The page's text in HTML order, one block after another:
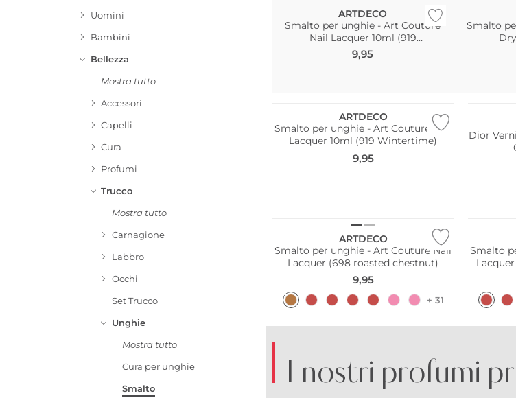
Uomini
Bambini
Bellezza
Mostra tutto
Accessori
Capelli
Cura
Profumi
Trucco
Mostra tutto
Carnagione
Labbro
Occhi
Set Trucco
Unghie
Mostra tutto
Cura per unghie
Smalto
ARTDECO
Smalto per unghie - Art Couture
Nail Lacquer 10ml (919
Wintertime)
9,95
Smalto
ARTDECO
Smalto per unghie - Art Couture Nail
Lacquer 10ml (919 Wintertime)
9,95
Dior
ARTDECO
Smalto per unghie - Art Couture Nail
Lacquer (698 roasted chestnut)
9,95
+ 31
Smalto
I nostri profumi